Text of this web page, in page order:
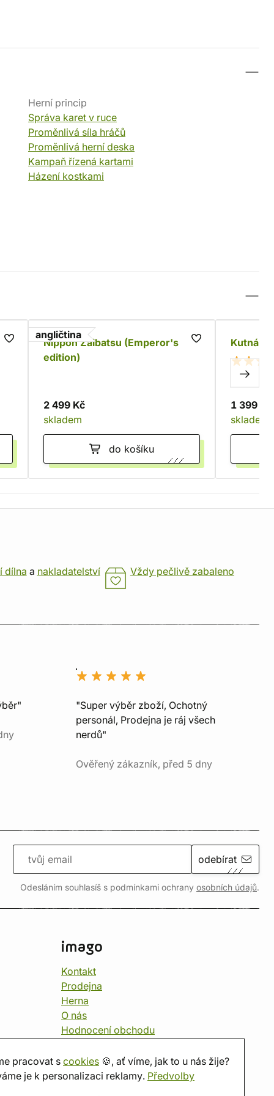
Herní princip
Správa karet v ruce
Proměnlivá síla hráčů
Proměnlivá herní deska
Kampaň řízená kartami
Házení kostkami
angličtina
Nippon Zaibatsu (Emperor's
edition)
2 499 Kč
skladem
do košíku
Kutná
1 399 Kč
skladem
pracovat s cookies 🍪, ať víme, jak to u nás žije?
je k personalizaci reklamy. Předvolby
dílna a nakladatelství Vždy pečlivě zabaleno
"Super výběr zboží, Ochotný
personál, Prodejna je ráj všech
nerdů"
Ověřený zákazník, před 5 dny
odebírat
Odesláním souhlasíš s podmínkami ochrany osobních údajů.
imago
Kontakt
Prodejna
Herna
O nás
Hodnocení obchodu
Kalendář
imago.blog